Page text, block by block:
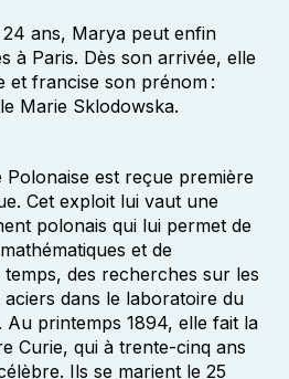
24 ans, Marya peut enfin
à Paris. Dès son arrivée, elle
et francise son prénom :
Marie Sklodowska.
Polonaise est reçue première
Cet exploit lui vaut une
polonais qui lui permet de
et de
des recherches sur les
dans le laboratoire du
printemps 1894, elle fait la
Curie, qui à trente-cinq ans
Ils se marient le 25